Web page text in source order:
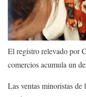
El registro relevado por
comercios acumula un
Las ventas minoristas